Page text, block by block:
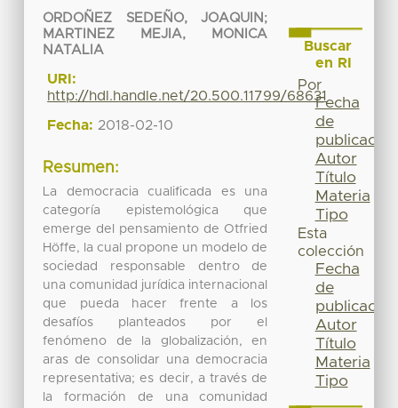
ORDOÑEZ SEDEÑO, JOAQUIN ;
MARTINEZ MEJIA, MONICA
NATALIA
URI:
http://hdl.handle.net/20.500.11799/68631
Fecha: 2018-02-10
Resumen:
La democracia cualificada es una
categoría epistemológica que
emerge del pensamiento de Otfried
Höffe, la cual propone un modelo de
sociedad responsable dentro de
una comunidad jurídica internacional
que pueda hacer frente a los
desafíos planteados por el
fenómeno de la globalización, en
aras de consolidar una democracia
representativa; es decir, a través de
la formación de una comunidad
Buscar
en RI
Por
Fecha
de
publicación
Autor
Título
Materia
Tipo
Esta
colección
Fecha
de
publicación
Autor
Título
Materia
Tipo